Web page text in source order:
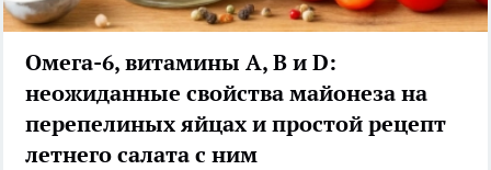
Омега-6, витамины А, В и D:
неожиданные свойства майонеза на
перепелиных яйцах и простой рецепт
летнего салата с ним